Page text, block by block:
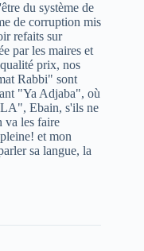
du système de
de corruption mis
refaits sur
par les maires et
prix, nos
Rabbi" sont
"Ya Adjaba", où
Ebain, s'ils ne
va les faire
et mon
sa langue, la